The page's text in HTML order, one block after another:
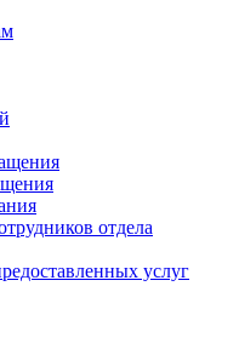
отдела
услуг